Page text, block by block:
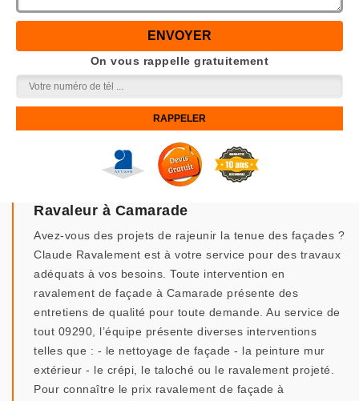
On vous rappelle gratuitement
Ravaleur à Camarade
Avez-vous des projets de rajeunir la tenue des façades ?
Claude Ravalement est à votre service pour des travaux
adéquats à vos besoins. Toute intervention en
ravalement de façade à Camarade présente des
entretiens de qualité pour toute demande. Au service de
tout 09290, l’équipe présente diverses interventions
telles que : - le nettoyage de façade - la peinture mur
extérieur - le crépi, le taloché ou le ravalement projeté.
Pour connaître le prix ravalement de façade à